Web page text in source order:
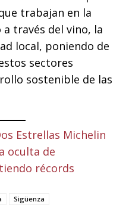
trabajan en la
través del vino, la
local, poniendo de
sectores
sostenible de las
Estrellas Michelin
oculta de
récords
Sigüenza